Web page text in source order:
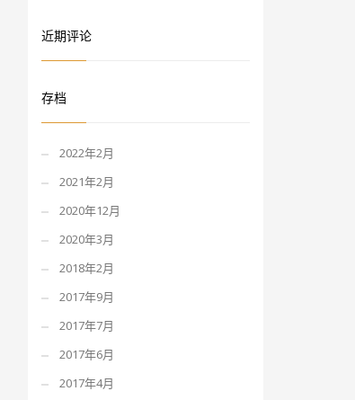
近期评论
存档
2022年2月
2021年2月
2020年12月
2020年3月
2018年2月
2017年9月
2017年7月
2017年6月
2017年4月